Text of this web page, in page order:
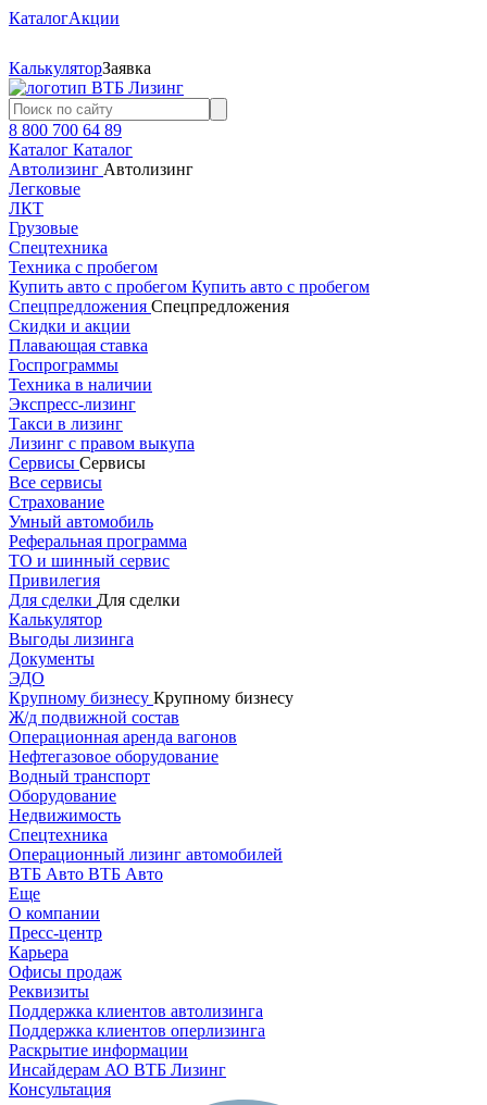
КаталогАкции
КалькуляторЗаявка
8 800 700 64 89
Каталог Каталог
Автолизинг Автолизинг
Легковые
ЛКТ
Грузовые
Спецтехника
Техника с пробегом
Купить авто с пробегом Купить авто с пробегом
Спецпредложения Спецпредложения
Скидки и акции
Плавающая ставка
Госпрограммы
Техника в наличии
Экспресс-лизинг
Такси в лизинг
Лизинг с правом выкупа
Сервисы Сервисы
Все сервисы
Страхование
Умный автомобиль
Реферальная программа
ТО и шинный сервис
Привилегия
Для сделки Для сделки
Калькулятор
Выгоды лизинга
Документы
ЭДО
Крупному бизнесу Крупному бизнесу
Ж/д подвижной состав
Операционная аренда вагонов
Нефтегазовое оборудование
Водный транспорт
Оборудование
Недвижимость
Спецтехника
Операционный лизинг автомобилей
ВТБ Авто ВТБ Авто
Еще
О компании
Пресс-центр
Карьера
Офисы продаж
Реквизиты
Поддержка клиентов автолизинга
Поддержка клиентов оперлизинга
Раскрытие информации
Инсайдерам АО ВТБ Лизинг
Консультация